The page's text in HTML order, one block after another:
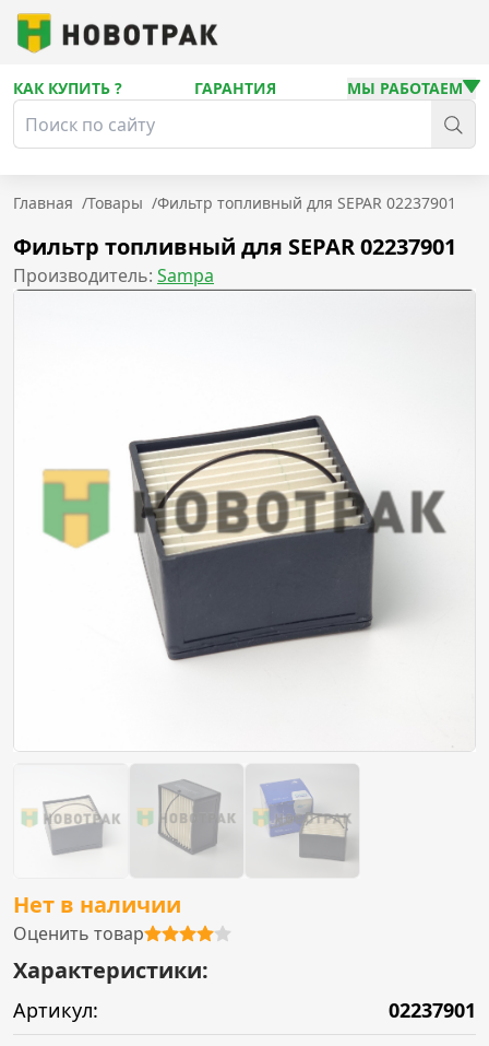
КАК КУПИТЬ ? ГАРАНТИЯ МЫ РАБОТАЕМ
Главная /Товары /Фильтр топливный для SEPAR 02237901
Фильтр топливный для SEPAR 02237901
Производитель: Sampa
Нет в наличии
Оценить товар
Характеристики:
Артикул:
02237901